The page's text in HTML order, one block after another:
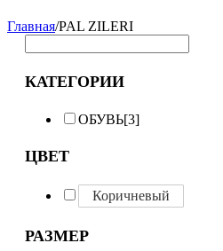
Главная/PAL ZILERI
КАТЕГОРИИ
ОБУВЬ[3]
ЦВЕТ
Коричневый
РАЗМЕР